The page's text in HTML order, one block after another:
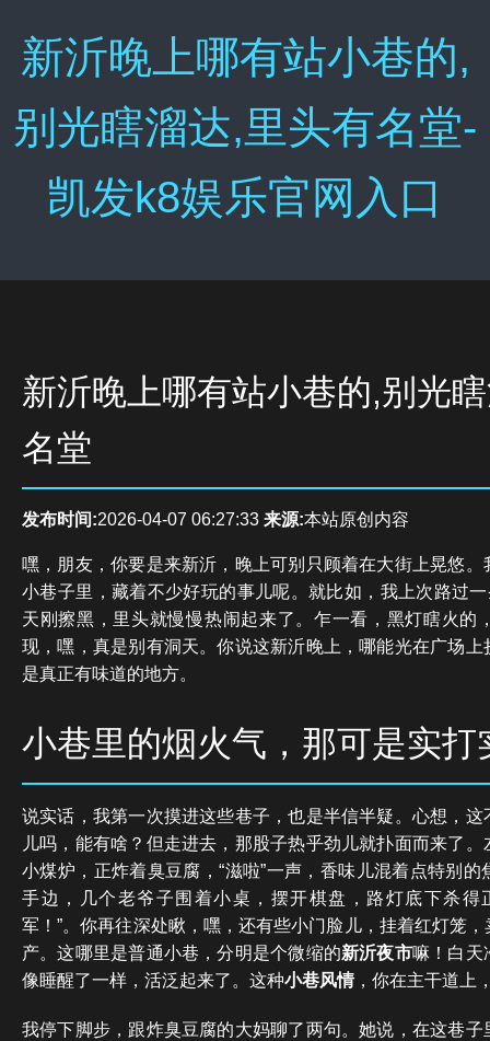
新沂晚上哪有站小巷的,
别光瞎溜达,里头有名堂-
凯发k8娱乐官网入口
新沂晚上哪有站小巷的,别光
名堂
发布时间:2026-04-07 06:27:33 来源:本站原创内容
嘿，朋友，你要是来新沂，晚上可别只顾着在大街上晃悠
小巷子里，藏着不少好玩的事儿呢。就比如，我上次路过一
天刚擦黑，里头就慢慢热闹起来了。乍一看，黑灯瞎火的
现，嘿，真是别有洞天。你说这新沂晚上，哪能光在广场
是真正有味道的地方。
小巷里的烟火气，那可是实打
说实话，我第一次摸进这些巷子，也是半信半疑。心想，
儿吗，能有啥？但走进去，那股子热乎劲儿就扑面而来了
小煤炉，正炸着臭豆腐，“滋啦”一声，香味儿混着点特别
手边，几个老爷子围着小桌，摆开棋盘，路灯底下杀得
军！”。你再往深处瞅，嘿，还有些小门脸儿，挂着红灯笼
产。这哪里是普通小巷，分明是个微缩的新沂夜市嘛！白天
像睡醒了一样，活泛起来了。这种小巷风情，你在主干道上
我停下脚步，跟炸臭豆腐的大妈聊了两句。她说，在这巷